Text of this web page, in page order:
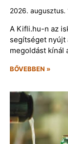
2026. augusztus.
A Kifli.hu-n az
segítséget nyújt
megoldást kínál
BŐVEBBEN »